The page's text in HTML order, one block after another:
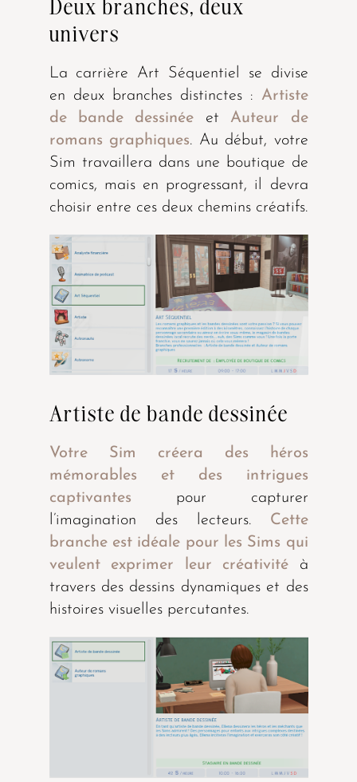
univers
La carrière Art Séquentiel se divise
en deux branches distinctes : Artiste
de bande dessinée et Auteur de
romans graphiques. Au début, votre
Sim travaillera dans une boutique de
comics, mais en progressant, il devra
choisir entre ces deux chemins créatifs.
Artiste de bande dessinée
Votre Sim créera des héros
mémorables et des intrigues
captivantes pour capturer
l’imagination des lecteurs. Cette
branche est idéale pour les Sims qui
veulent exprimer leur créativité à
travers des dessins dynamiques et des
histoires visuelles percutantes.